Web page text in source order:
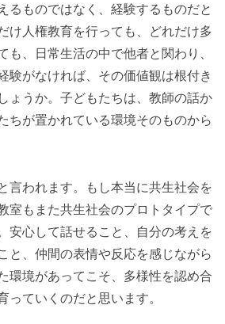
るものではなく、経験するものだと
け人権教育を行っても、どれだけ多
も、日常生活の中で他者と関わり、
験がなければ、その価値観は根付き
ょうか。子どもたちは、教師の話か
ちが置かれている環境そのものから
言われます。もし本当に共生社会を
室もまた共生社会のプロトタイプで
安心して話せること、自分の考えを
と、仲間の表情や反応を感じながら
環境があってこそ、多様性を認め合
っていくのだと思います。